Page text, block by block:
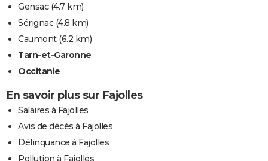
Gensac(4.7 km)
Sérignac(4.8 km)
Caumont(6.2 km)
Tarn-et-Garonne
Occitanie
En savoir plus sur Fajolles
Salaires à Fajolles
Avis de décès à Fajolles
Délinquance à Fajolles
Pollution à Fajolles